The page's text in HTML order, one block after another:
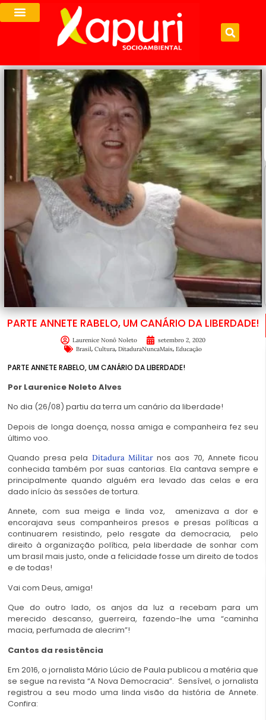
PARTE ANNETE RABELO, UM CANÁRIO DA LIBERDADE!
Laurenice Nonô Noleto
setembro 2, 2020
Brasil, Cultura, DitaduraNuncaMais, Educação
PARTE ANNETE RABELO, UM CANÁRIO DA LIBERDADE!
Por Laurenice Noleto Alves
No dia (26/08) partiu da terra um canário da liberdade!
Depois de longa doença, nossa amiga e companheira fez seu
último voo.
Quando presa pela Ditadura Militarnos aos 70, Annete ficou
conhecida também por suas cantorias. Ela cantava sempre e
principalmente quando alguém era levado das celas e era
dado início às sessões de tortura.
Annete, com sua meiga e linda voz, amenizava a dor e
encorajava seus companheiros presos e presas políticas a
continuarem resistindo, pelo resgate da democracia, pelo
direito à organização política, pela liberdade de sonhar com
um brasil mais justo, onde a felicidade fosse um direito de todos
e de todas!
Vai com Deus, amiga!
Que do outro lado, os anjos da luz a recebam para um
merecido descanso, guerreira, fazendo-lhe uma “caminha
macia, perfumada de alecrim”!
Cantos da resistência
Em 2016, o jornalista Mário Lúcio de Paula publicou a matéria que
se segue na revista “A Nova Democracia”. Sensível, o jornalista
registrou a seu modo uma linda visão da história de Annete.
Confira: